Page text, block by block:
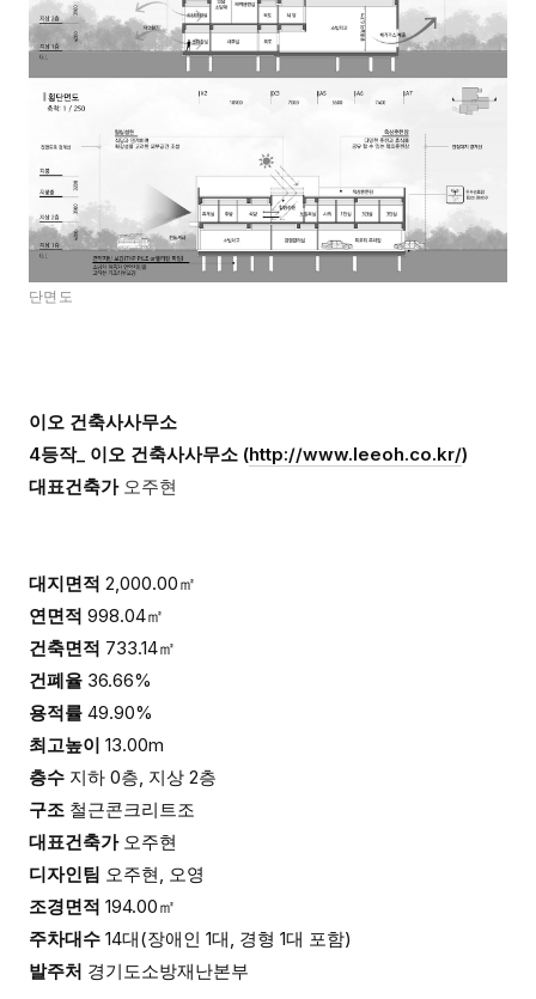
단면도
이오 건축사사무소
4등작_ 이오 건축사사무소 (http://www.leeoh.co.kr/)
대표건축가 오주현
대지면적 2,000.00㎡
연면적 998.04㎡
건축면적 733.14㎡
건폐율 36.66%
용적률 49.90%
최고높이 13.00m
층수 지하 0층, 지상 2층
구조 철근콘크리트조
대표건축가오주현
디자인팀 오주현, 오영
조경면적 194.00㎡
주차대수 14대(장애인 1대, 경형 1대 포함)
발주처 경기도소방재난본부